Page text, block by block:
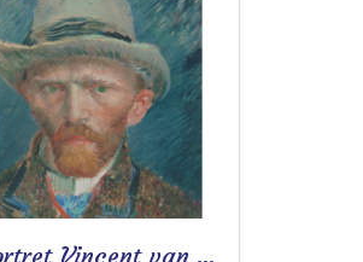
Zelfportret Vincent van Gogh - Tegeltje